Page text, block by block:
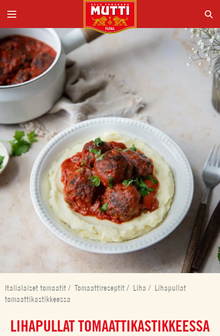
Italialaiset tomaatit / Tomaattireseptit / Liha / Lihapullat
tomaattikastikkeessa
LIHAPULLAT TOMAATTIKASTIKKEESSA